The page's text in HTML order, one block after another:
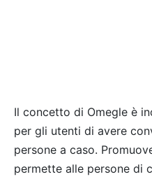
Il concetto di Omegle è
per gli utenti di avere
persone a caso.
permette alle persone di